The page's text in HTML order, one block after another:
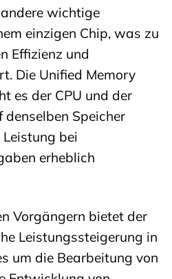
wichtige
einzigen Chip, was zu
Effizienz und
Die Unified Memory
es der CPU und der
denselben Speicher
bei
erheblich
Vorgängern bietet der
Leistungssteigerung in
um die Bearbeitung von